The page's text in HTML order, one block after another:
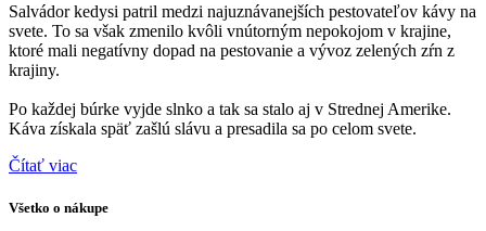
Salvádor kedysi patril medzi najuznávanejších pestovateľov kávy na
svete. To sa však zmenilo kvôli vnútorným nepokojom v krajine,
ktoré mali negatívny dopad na pestovanie a vývoz zelených zŕn z
krajiny.
Po každej búrke vyjde slnko a tak sa stalo aj v Strednej Amerike.
Káva získala späť zašlú slávu a presadila sa po celom svete.
Čítať viac
Všetko o nákupe